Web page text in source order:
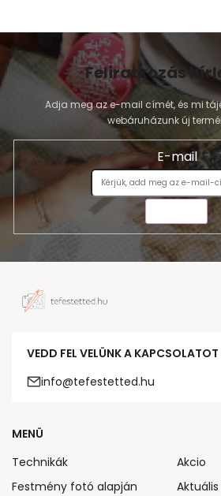
Feliratkozás
Adja meg az e-mail címét, és mi
webáruházunk új
E-mail
VEDD FEL VELÜNK A KAPCSOLATOT
info@tefestetted.hu
MENÜ
Technikák
Festmény fotó alapján
Akcio
Aktuális